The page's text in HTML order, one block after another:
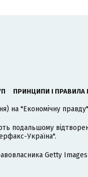
ПРИНЦИПИ І ПРАВИЛА
на "Економічну
подальшому
Україна".
Getty